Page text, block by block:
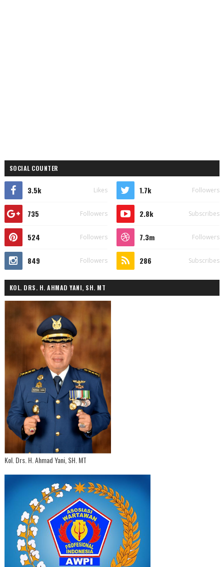
SOCIAL COUNTER
3.5k Likes 1.7k Followers
735 Followers 2.8k Subscribes
524 Followers 7.3m Followers
849 Followers 286 Subscribes
KOL. DRS. H. AHMAD YANI, SH. MT
Kol. Drs. H. Ahmad Yani, SH. MT